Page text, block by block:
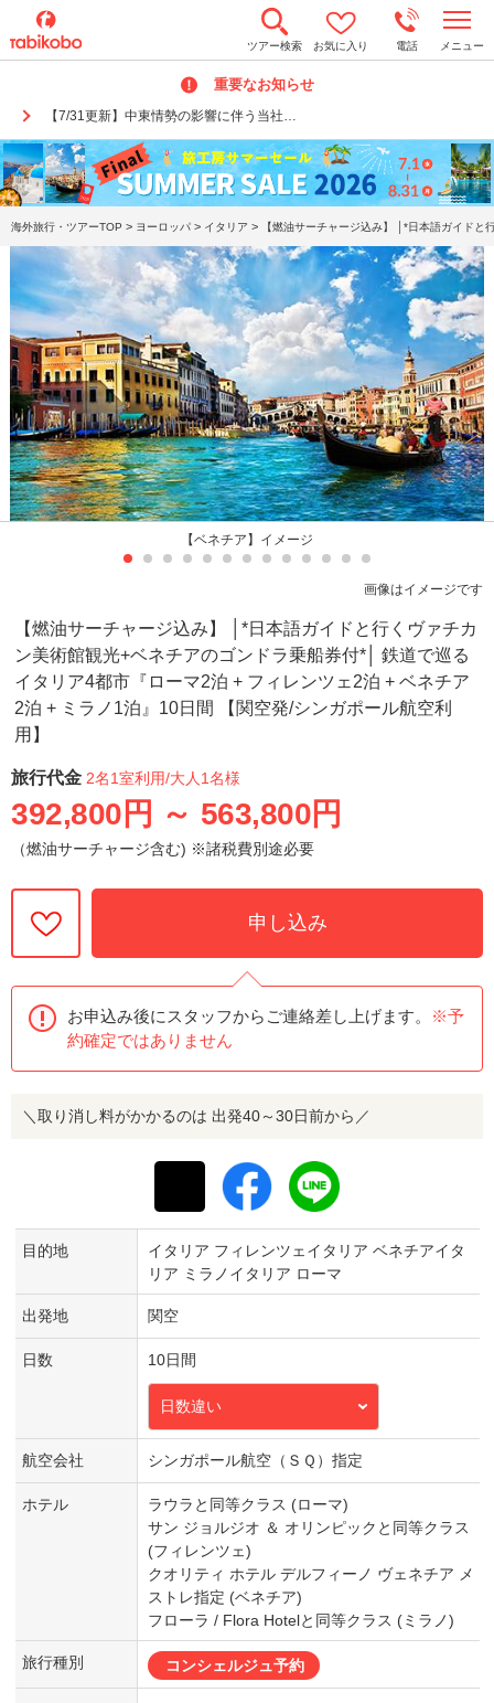
ツアー検索 お気に入り 電話 メニュー
重要なお知らせ
【7/31更新】中東情勢の影響に伴う当社…
o
n
a
v
i
g
a
t
i
o
n
海外旅行・ツアーTOP > ヨーロッパ > イタリア > 【燃油サーチャージ込み】 │*日本語ガイド
【ベネチア】イメージ
画像はイメージです
【燃油サーチャージ込み】 │*日本語ガイドと行くヴァチカ
ン美術館観光+ベネチアのゴンドラ乗船券付*│ 鉄道で巡る
イタリア4都市『ローマ2泊 + フィレンツェ2泊 + ベネチア
2泊 + ミラノ1泊』10日間 【関空発/シンガポール航空利
用】
旅行代金 2名1室利用/大人1名様
392,800円 ～ 563,800円
（燃油サーチャージ含む) ※諸税費別途必要
申し込み
お申込み後にスタッフからご連絡差し上げます。
※予
約確定ではありません
＼取り消し料がかかるのは 出発40～30日前から／
目的地
イタリア フィレンツェイタリア ベネチアイタ
リア ミラノイタリア ローマ
出発地 関空
日数 10日間
日数違い
航空会社 シンガポール航空（ＳＱ）指定
ホテル
ラウラと同等クラス (ローマ)
サン ジョルジオ ＆ オリンピックと同等クラス
(フィレンツェ)
クオリティ ホテル デルフィーノ ヴェネチア メ
ストレ指定 (ベネチア)
フローラ / Flora Hotelと同等クラス (ミラノ)
旅行種別 コンシェルジュ予約